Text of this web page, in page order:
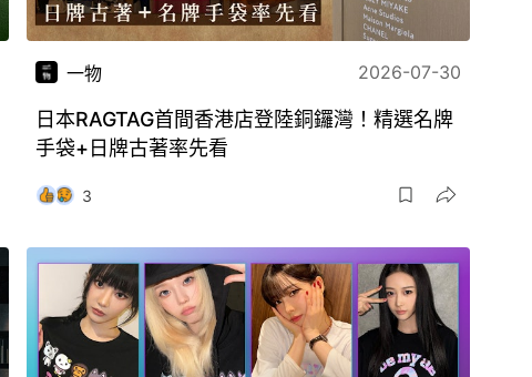
一物 2026-07-30
日本RAGTAG首間香港店登陸銅鑼灣！精選名牌
手袋+日牌古著率先看
3